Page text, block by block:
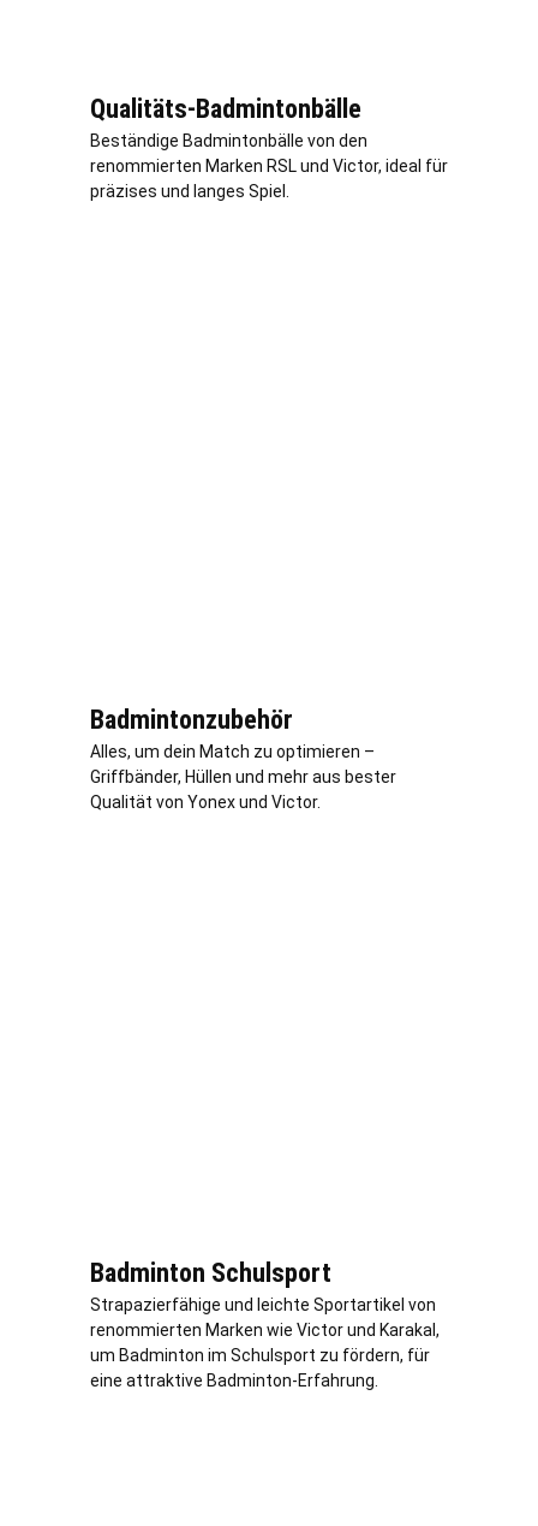
Qualitäts-Badmintonbälle
Beständige Badmintonbälle von den
renommierten Marken RSL und Victor, ideal für
präzises und langes Spiel.
Badmintonzubehör
Alles, um dein Match zu optimieren –
Griffbänder, Hüllen und mehr aus bester
Qualität von Yonex und Victor.
Badminton Schulsport
Strapazierfähige und leichte Sportartikel von
renommierten Marken wie Victor und Karakal,
um Badminton im Schulsport zu fördern, für
eine attraktive Badminton-Erfahrung.